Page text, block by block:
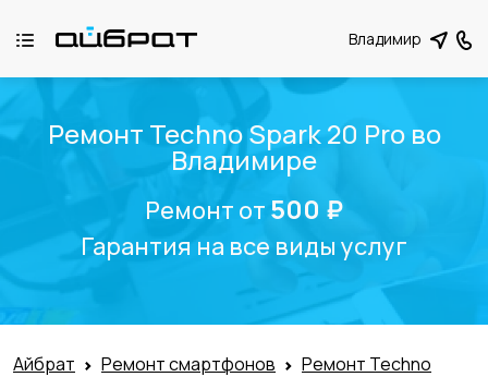
Владимир
Ремонт Techno Spark 20 Pro во
Владимире
Ремонт от 500 ₽
Гарантия на все виды услуг
Айбрат Ремонт смартфонов
Ремонт Techno